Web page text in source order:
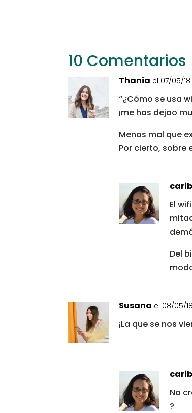
10 Comentarios
Thania el 07/05/
“¿Cómo se usa
¡me has dejao
Menos mal que
Por cierto, sobre
El
Del
Susana el 08/05/
¡La que se nos
No
?